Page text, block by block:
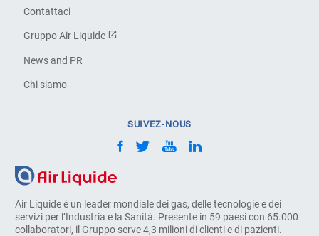
Air Liquide è un leader mondiale dei gas, delle tecnologie e dei
servizi per l’Industria e la Sanità. Presente in 59 paesi con 65.000
collaboratori, il Gruppo serve 4,3 milioni di clienti e di pazienti.
Contattaci
Gruppo Air Liquide
News and PR
Chi siamo
SUIVEZ-NOUS